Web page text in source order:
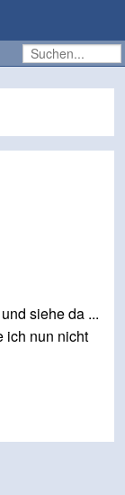
siehe da ...
ich nun nicht